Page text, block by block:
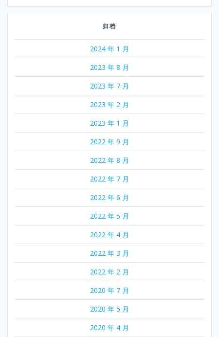
归档
2024 年 1 月
2023 年 8 月
2023 年 7 月
2023 年 2 月
2023 年 1 月
2022 年 9 月
2022 年 8 月
2022 年 7 月
2022 年 6 月
2022 年 5 月
2022 年 4 月
2022 年 3 月
2022 年 2 月
2020 年 7 月
2020 年 5 月
2020 年 4 月